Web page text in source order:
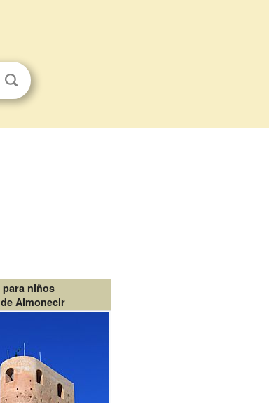
para niños
Almonecir